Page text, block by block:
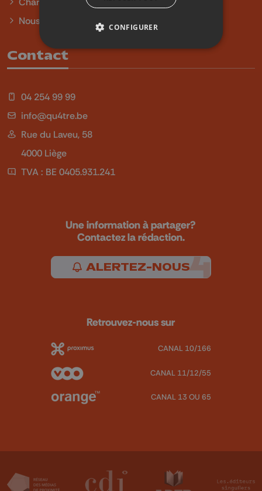
Nous contacter
Contact
04 254 99 99
info@qu4tre.be
Rue du Laveu, 58
4000 Liège
TVA : BE 0405.931.241
Une information à partager?
Contactez la rédaction.
ALERTEZ-NOUS
Retrouvez-nous sur
CANAL 10/166
CANAL 11/12/55
CANAL 13 OU 65
CONFIGURER